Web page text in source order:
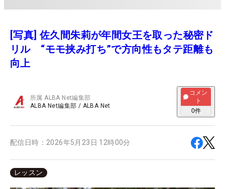
[写真] 佐久間朱莉が年間女王を取った秘密ド
リル “モモ挟み打ち”で方向性もタテ距離も
向上
所属ALBA Net編集部
ALBA Net編集部 / ALBA Net
コメン
ト
0件
配信日時： 2026年5月23日 12時00分
レッスン